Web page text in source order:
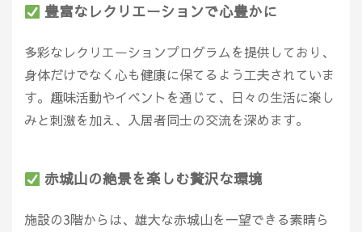
豊富なレクリエーションで心豊かに
多彩なレクリエーションプログラムを提供しており、
身体だけでなく心も健康に保てるよう工夫されていま
す。趣味活動やイベントを通じて、日々の生活に楽し
みと刺激を加え、入居者同士の交流を深めます。
赤城山の絶景を楽しむ贅沢な環境
施設の3階からは、雄大な赤城山を一望できる素晴ら